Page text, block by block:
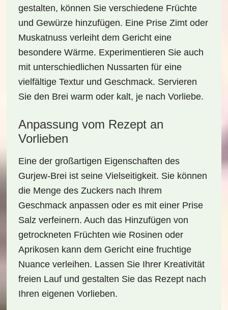
gestalten, können Sie verschiedene Früchte
und Gewürze hinzufügen. Eine Prise Zimt oder
Muskatnuss verleiht dem Gericht eine
besondere Wärme. Experimentieren Sie auch
mit unterschiedlichen Nussarten für eine
vielfältige Textur und Geschmack. Servieren
Sie den Brei warm oder kalt, je nach Vorliebe.
Anpassung vom Rezept an
Vorlieben
Eine der großartigen Eigenschaften des
Gurjew-Brei ist seine Vielseitigkeit. Sie können
die Menge des Zuckers nach Ihrem
Geschmack anpassen oder es mit einer Prise
Salz verfeinern. Auch das Hinzufügen von
getrockneten Früchten wie Rosinen oder
Aprikosen kann dem Gericht eine fruchtige
Nuance verleihen. Lassen Sie Ihrer Kreativität
freien Lauf und gestalten Sie das Rezept nach
Ihren eigenen Vorlieben.